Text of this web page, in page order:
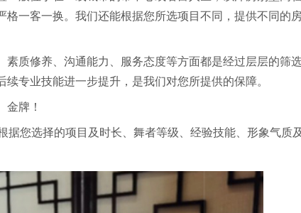
一客一换。我们还能根据您所选项目不同，提供不同的
素质修养、沟通能力、服务态度等方面都是经过层层的筛
专业技能进一步提升，是我们对您所提供的保障。
金牌！
据您选择的项目及时长、舞者等级、经验技能、形象气质